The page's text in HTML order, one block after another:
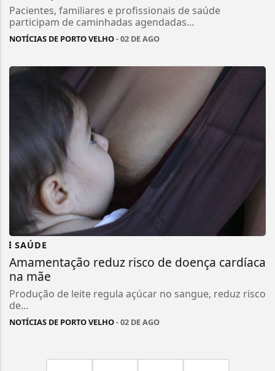
Pacientes, familiares e profissionais de saúde
participam de caminhadas agendadas...
NOTÍCIAS DE PORTO VELHO- 02 DE AGO
SAÚDE
Amamentação reduz risco de doença cardíaca
na mãe
Produção de leite regula açúcar no sangue, reduz risco
de...
NOTÍCIAS DE PORTO VELHO- 02 DE AGO